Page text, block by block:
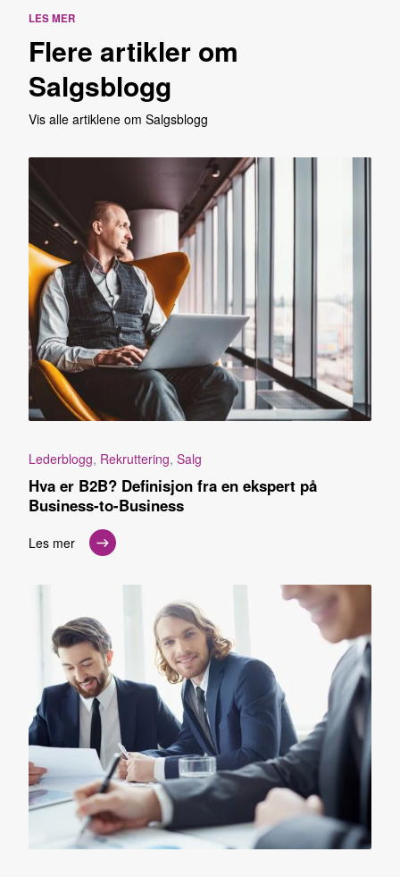
LES MER
Flere artikler om
Salgsblogg
Vis alle artiklene om Salgsblogg
Lederblogg, Rekruttering, Salg
Hva er B2B? Definisjon fra en ekspert på
Business-to-Business
Les mer